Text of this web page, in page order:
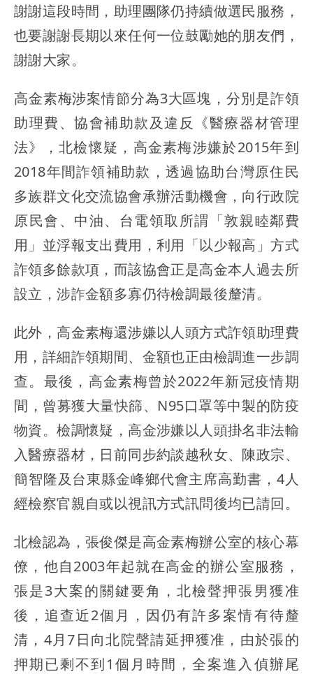
謝謝這段時間，助理團隊仍持續做選民服務，
也要謝謝長期以來任何一位鼓勵她的朋友們，
謝謝大家。
高金素梅涉案情節分為3大區塊，分別是詐領
助理費、協會補助款及違反《醫療器材管理
法》，北檢懷疑，高金素梅涉嫌於2015年到
2018年間詐領補助款，透過協助台灣原住民
多族群文化交流協會承辦活動機會，向行政院
原民會、中油、台電領取所謂「敦親睦鄰費
用」並浮報支出費用，利用「以少報高」方式
詐領多餘款項，而該協會正是高金本人過去所
設立，涉詐金額多寡仍待檢調最後釐清。
此外，高金素梅還涉嫌以人頭方式詐領助理費
用，詳細詐領期間、金額也正由檢調進一步調
查。最後，高金素梅曾於2022年新冠疫情期
間，曾募獲大量快篩、N95口罩等中製的防疫
物資。檢調懷疑，高金涉嫌以人頭掛名非法輸
入醫療器材，日前同步約談越秋女、陳政宗、
簡智隆及台東縣金峰鄉代會主席高勤書，4人
經檢察官親自或以視訊方式訊問後均已請回。
北檢認為，張俊傑是高金素梅辦公室的核心幕
僚，他自2003年起就在高金的辦公室服務，
張是3大案的關鍵要角，北檢聲押張男獲准
後，追查近2個月，因仍有許多案情有待釐
清，4月7日向北院聲請延押獲准，由於張的
押期已剩不到1個月時間，全案進入偵辦尾